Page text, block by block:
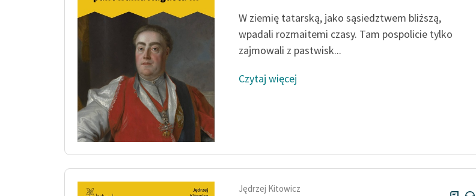
W ziemię tatarską, jako sąsiedztwem bliższą,
wpadali rozmaitemi czasy. Tam pospolicie tylko
zajmowali z pastwisk...
Czytaj więcej
Jędrzej Kitowicz